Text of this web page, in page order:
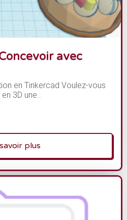
avec
en Tinkercad Voulez-vous
3D une...
plus